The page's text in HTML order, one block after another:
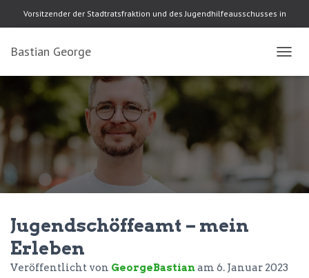
Vorsitzender der Stadtratsfraktion und des Jugendhilfeausschusses in
Bastian George
A
U
L
Jugendschöffeamt – mein
Erleben
Veröffentlicht von GeorgeBastianam 6. Januar 2023